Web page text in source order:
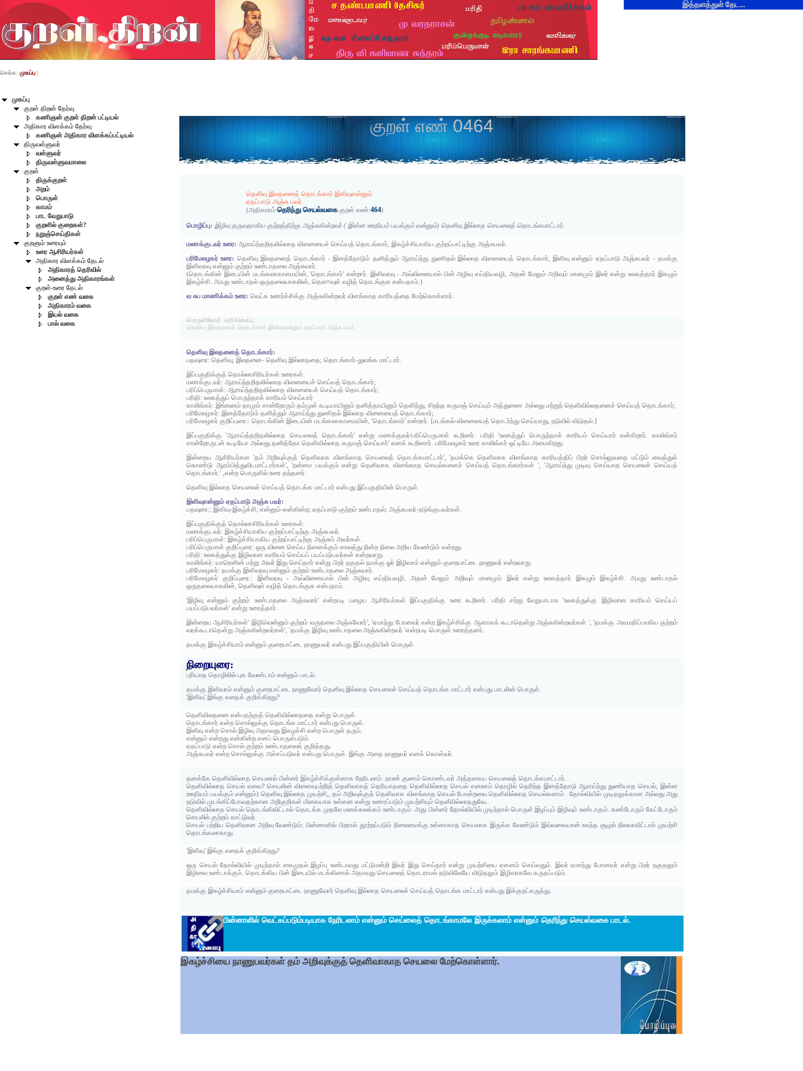
இத்தளத்துள் தேட...
முகப்பு
குறள் திறன் தேர்வு
கணிஞன் குறள் திறன் பட்டியல்
அதிகார விளக்கம் தேர்வு
கணிஞன் அதிகார விளக்கப்பட்டியல்
திருவள்ளுவர்
வள்ளுவர்
திருவள்ளுவமாலை
குறள்
திருக்குறள்
அறம்
பொருள்
காமம்
பாட வேறுபாடு
குறளில் குறைகள்?
நறுஞ்செய்திகள்
குறளும் உரையும்
உரை ஆசிரியர்கள்
அதிகார விளக்கம் தேடல்
அதிகாரத் தெரிவில்
அனைத்து அதிகாரங்கள்
குறள்-உரை தேடல்
குறள் எண் வகை
அதிகாரம் வகை
இயல் வகை
பால் வகை
செல்க: முகப்பு |
குறள் எண் 0464
தெளிவு இலதனைத் தொடங்கார் இளிவுஎன்னும்
ஏதப்பாடு அஞ்சு பவர்
(அதிகாரம்:தெரிந்து செயல்வகைகுறள் எண்:464)
பொழிப்பு: இழிவு தருவதாகிய குற்றத்திற்கு அஞ்சுகின்றவர் ( இன்ன ஊதியம் பயக்கும் என்னும்) தெளிவு இல்லாத செயலைத் தொடங்கமாட்டார்.
மணக்குடவர் உரை:ஆராய்ந்தறிதலில்லாத வினையைச் செய்யத் தொடங்கார், இகழ்ச்சியாகிய குற்றப்பாட்டிற்கு அஞ்சுபவர்.
பரிமேலழகர் உரை: தெளிவு இலதனைத் தொடங்கார் - இனத்தோடும் தனித்தும் ஆராய்ந்து துணிதல் இல்லாத வினையைத் தொடங்கார், இளிவு என்னும் ஏதப்பாடு அஞ்சுபவர் - தமக்கு
இளிவரவு என்னும் குற்றம் உண்டாதலை அஞ்சுவார்.
(தொடங்கின் இடையின் மடங்கலாகாமையின், 'தொடங்கார்' என்றார். இளிவரவு - அவ்வினையால் பின் அழிவு எய்தியவழி, அதன் மேலும் அறிவும் மானமும் இலர் என்று உலகத்தார் இகழும்
இகழ்ச்சி. அஃது உண்டாதல் ஒருதலையாகலின், தௌ¤வுள் வழித் தொடங்குக என்பதாம்.)
வ சுப மாணிக்கம் உரை:வெட்க உணர்ச்சிக்கு அஞ்சுகின்றவர் விளங்காத காரியத்தை மேற்கொள்ளார்.
பொருள்கோள் வரிஅமைப்பு:
தெளிவு இலதனைத் தொடங்கார் இளிவுஎன்னும் ஏதப்பாடு அஞ்சு பவர்.
தெளிவு இலதனைத் தொடங்கார்:
பதவுரை: தெளிவு; இலதனை- தெளிவு இல்லாததை; தொடங்கார்-துவங்க மாட்டார்.
இப்பகுதிக்குத் தொல்லாசிரியர்கள் உரைகள்:
மணக்குடவர்: ஆராய்ந்தறிதலில்லாத வினையைச் செய்யத் தொடங்கார்;
பரிப்பெருமாள்: ஆராய்ந்தறிதலில்லாத வினையைச் செய்யத் தொடங்கார்;
பரிதி: உலகத்துப் பொருந்தாக் காரியம் செய்யார்
காலிங்கர்: இங்ஙனம் தாமும் சான்றோரும் தம்முள் கூடியாயினும் தனித்தாயினும் தெளிந்து, சிறந்த கருமஞ் செய்யும் அத்துணை அல்லது மற்றுந் தெளிவில்லதனைச் செய்யத் தொடங்கார்;
பரிமேலழகர்: இனத்தோடும் தனித்தும் ஆராய்ந்து துணிதல் இல்லாத வினையைத் தொடங்கார்;
பரிமேலழகர் குறிப்புரை:: தொடங்கின் இடையின் மடங்கலாகாமையின், 'தொடங்கார்' என்றார். [மடங்கல்-வினையைத் தொடர்ந்து செய்யாது, நடுவில் விடுதல்.]
இப்பகுதிக்கு 'ஆராய்த்தறிதலில்லாத செயலைத் தொடங்கார்' என்று மணக்குவர்/பரிப்பெருமாள் கூறினர். பரிதி 'உலகத்துப் பொருந்தாக் காரியம் செய்யார் என்கிறார். காலிங்கர்
சான்றோருடன் கூடியோ அல்லது தனித்தோ தெளிவில்லாத கருமஞ் செய்யார்' எனக் கூறினார். பரிமேலழகர் உரை காலிங்கர் ஒட்டியே அமைகிறது.
இன்றைய ஆசிரியர்கள 'தம் அறிவுக்குத் தெளிவாக விளங்காத செயலைத் தொடங்கமாட்டார்', 'தமக்கெ தெளிவாக விளங்காத காரியத்திப் பிறர் சொல்லுவதை மட்டும் வைத்துக்
கொண்டு ஆரம்பித்துவிடமாட்டார்கள்', 'நன்மை பயக்கும் என்று தெளிவாக விளங்காத செயல்களைச் செய்யத் தொடங்கார்கள் ', 'ஆராய்ந்து முடிவு செய்யாத செயலைச் செய்யத்
தொடங்கார்.' ,என்ற பொருளில் உரை தந்தனர்.
தெளிவு இல்லாத செயலைச் செய்யத் தொடங்க மாட்டார் என்பது இப்பகுதியின் பொருள்.
இளிவுஎன்னும் ஏதப்பாடு அஞ்சு பவர்:
பதவுரை:; இளிவு-இகழ்ச்சி; என்னும்-என்கின்ற; ஏதப்பாடு-குற்றம் உண்டாதல்; அஞ்சுபவர்-நடுங்குபவர்கள்.
இப்பகுதிக்குத் தொல்லாசிரியர்கள் உரைகள்:
மணக்குடவர்: இகழ்ச்சியாகிய குற்றப்பாட்டிற்கு அஞ்சுபவர்.
பரிப்பெருமாள்: இகழ்ச்சியாகிய குற்றப்பாட்டிற்கு அஞ்சும் அவர்கள்.
பரிப்பெருமாள் குறிப்புரை: ஒரு வினை செய்ய நினைக்கும் காலத்து நின்ற நிலை அறிய வேண்டும் என்றது.
பரிதி: உலகத்துக்கு இழிவான காரியம் செய்யப் பயப்படுபவர்கள் என்றவாறு.
காலிங்கர்: யாரெனின் மற்று அவர் இது செய்தார் என்று பிறர் நகுதல் நமக்கு ஓர் இழிவாம் என்னும் குறைபாட்டை நாணுவர் என்றவாறு.
பரிமேலழகர்: தமக்கு இளிவரவு என்னும் குற்றம் உண்டாதலை அஞ்சுவார்.
பரிமேலழகர் குறிப்புரை:: இளிவரவு - அவ்வினையால் பின் அழிவு எய்தியவழி, அதன் மேலும் அறிவும் மானமும் இலர் என்று உலகத்தார் இகழும் இகழ்ச்சி. அஃது உண்டாதல்
ஒருதலையாகலின், தெளிவுள் வழித் தொடங்குக என்பதாம்.
'இழிவு என்னும் குற்றம் உண்டாதலை அஞ்சுவார்' என்றபடி பழைய ஆசிரியர்கள் இப்பகுதிக்கு உரை கூறினர். பரிதி சற்று வேறுபாடாக 'உலகத்துக்கு இழிவான காரியம் செய்யப்
பயப்படுபவர்கள்' என்று உரைத்தார்.
இன்றைய ஆசிரியர்கள்' இழிவென்னும் குற்றம் வருதலை அஞ்சுவோர்', 'ஏமாந்து போனவர் என்ற இகழ்ச்சிக்கு ஆளாகக் கூடாதென்று அஞ்சுகின்றவர்கள் ', 'தமக்கு அவமதிப்பாகிய குற்றம்
வரக்கூடாதென்று அஞ்சுகின்றவர்கள்', 'தமக்கு இழிவு உண்டாதலை அஞ்சுகின்றவர் 'என்றபடி பொருள் உரைத்தனர்.
தமக்கு இகழ்ச்சியாம் என்னும் குறைபாட்டை நாணுபவர் என்பது இப்பகுதியின் பொருள்.
நிறையுரை:
புரியாத தொழிலில் புக வேண்டாம் என்னும் பாடல்.
தமக்கு இளிவாம் என்னும் குறைபாட்டை நாணுவோர் தெளிவு இல்லாத செயலைச் செய்யத் தொடங்க மாட்டார் என்பது பாடலின் பொருள்.
'இளிவு' இங்கு எதைக் குறிக்கிறது?
தெளிவிலதனை என்பதற்குத் தெளிவில்லாததை என்று பொருள்.
தொடங்கார் என்ற சொல்லுக்கு தொடங்க மாட்டார் என்பது பொருள்.
இளிவு என்ற சொல் இழிவு அதாவது இகழச்சி என்ற பொருள் தரும்.
என்னும் என்றது என்கின்ற எனப் பொருள்படும்.
ஏதப்பாடு என்ற சொல் குற்றம் உண்டாதலைக் குறித்தது.
அஞ்சுபவர் என்ற சொல்லுக்கு அச்சப்படுவர் என்பது பொருள். இங்கு அதை நாணுவர் எனக் கொள்வர்.
தனக்கே தெளிவில்லாத செயலால் பின்னர் இகழ்ச்சிக்குள்ளாக நேரிடலாம். நாண் குணம் கொண்டவர் அத்தகைய செயலைத் தொடங்கமாட்டார்.
தெளிவில்லாத செயல் எவை? செயலின் விளைவுபற்றித் தெளிவாகத் தெரியாததை தெளிவில்லாத செயல் எனலாம் தொழில் தெரிந்த இனத்தோடு ஆராய்ந்து துணியாத செயல், இன்ன
ஊதியம் பயக்கும் என்னும்) தெளிவு இல்லாத முயற்சி,, தம் அறிவுக்குத் தெளிவாக விளங்காத செயல் போன்றவை தெளிவில்லாத செயல்களாம் . தோல்வியில் முடிதலுக்கான அல்லது அது
நடுவில் முடங்கிப்போவதற்கான அறிகுறிகள் மிகையாக உள்ளன என்று உணரப்படும் முயற்சியும் தெளீவில்லாததுவே..
தெளிவில்லாத செயல் தொடங்கிவிட்டால் தொடக்க முதலே மனக்கலக்கம் உண்டாகும். அது பின்னர் தோல்வியில் முடிந்தால் பொருள் இழப்பும் இழிவும் உண்டாகும். கண்டோரும் கேட்டோரும்
செயலில் குற்றம் காட்டுவர்.
செயல் பற்றிய தெளிவான அறிவு வேண்டும்; பின்னாளில் பிறரால் தூற்றப்படும் நிலைமைக்கு உள்ளாகாத செயலாக இருக்க வேண்டும் இவ்வகையான் உகந்த சூழல் நிலவாவிட்டால் முயற்சி
தொடங்கலாகாது.
'இளிவு' இங்கு எதைக் குறிக்கிறது?
ஒரு செயல் தோல்வியில் முடிந்தால் கைமுதல் இழப்பு உண்டாவது மட்டுமன்றி இவர் இது செய்தார் என்று முயற்சியை ஏளனம் செய்வதும். இவர் ஏமாந்து போனவர் என்று பிறர் நகுதலும்
இழிவை உண்டாக்கும். தொடங்கிய பின் இடையில் மடங்கினால் அதாவது செயலைத் தொடராமல் நடுவிலேயே விடுதலும் இழிவாகவே கருதப்படும்.
தமக்கு இகழ்ச்சியாம் என்னும் குறைபாட்டை நாணுவோர் தெளிவு இல்லாத செயலைச் செய்யத் தொடங்க மாட்டார் என்பது இக்குறட்கருத்து.
பின்னாளில் வெட்கப்படும்படியாக நேரிடலாம் என்னும் செய்லைத் தொடங்காமலே இருக்கலாம் என்னும் தெரிந்து செயல்வகைபாடல்.
இகழ்ச்சியை நாணுபவர்கள் தம் அறிவுக்குத் தெளிவாகாத செயலை மேற்கொள்ளார்.